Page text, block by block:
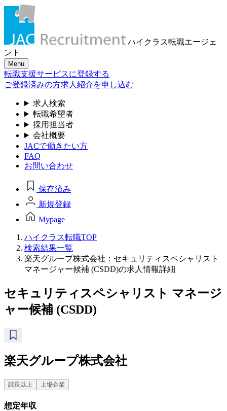
ハイクラス転職エージェ
ント
Menu
転職支援サービスに登録する
ご登録済みの方求人紹介を申し込む
求人検索
転職希望者
採用担当者
会社概要
JACで働きたい方
FAQ
お問い合わせ
保存済み
新規登録
Mypage
ハイクラス転職TOP
検索結果一覧
楽天グループ株式会社：セキュリティスペシャリスト
マネージャー候補 (CSDD)の求人情報詳細
セキュリティスペシャリスト マネージ
ャー候補 (CSDD)
楽天グループ株式会社
課長以上 上場企業
想定年収